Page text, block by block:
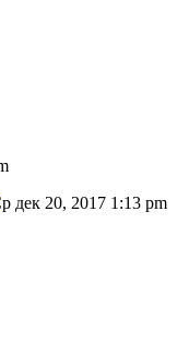
дек 20, 2017 1:13 pm